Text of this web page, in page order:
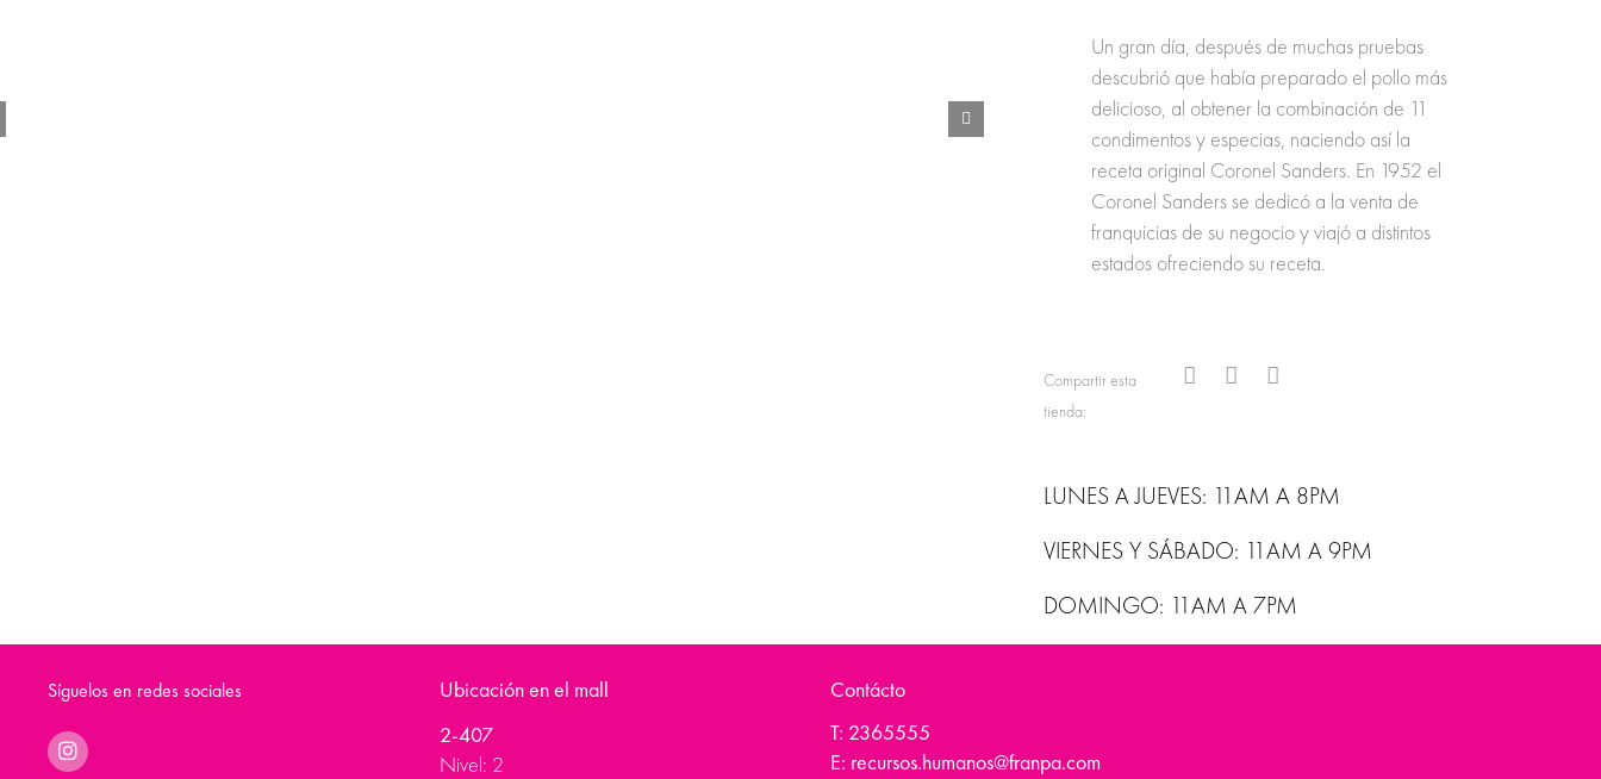
Un gran día, después de muchas pruebas
descubrió que había preparado el pollo más
delicioso, al obtener la combinación de 11
condimentos y especias, naciendo así la
receta original Coronel Sanders. En 1952 el
Coronel Sanders se dedicó a la venta de
franquicias de su negocio y viajó a distintos
estados ofreciendo su receta.
Compartir esta
tienda:
LUNES A JUEVES: 11AM A 8PM
VIERNES Y SÁBADO: 11AM A 9PM
DOMINGO: 11AM A 7PM
Síguelos en redes sociales
Ubicación en el mall
2-407
Nivel: 2
Contácto
T: 2365555
E: recursos.humanos@franpa.com